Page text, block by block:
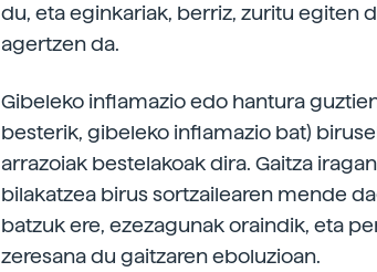
du, eta eginkariak, berriz, zuritu egiten
agertzen da.
Gibeleko inflamazio edo hantura
besterik, gibeleko inflamazio bat)
arrazoiak bestelakoak dira. Gaitza
bilakatzea birus sortzailearen mende
batzuk ere, ezezagunak oraindik, eta
zeresana du gaitzaren eboluzioan.